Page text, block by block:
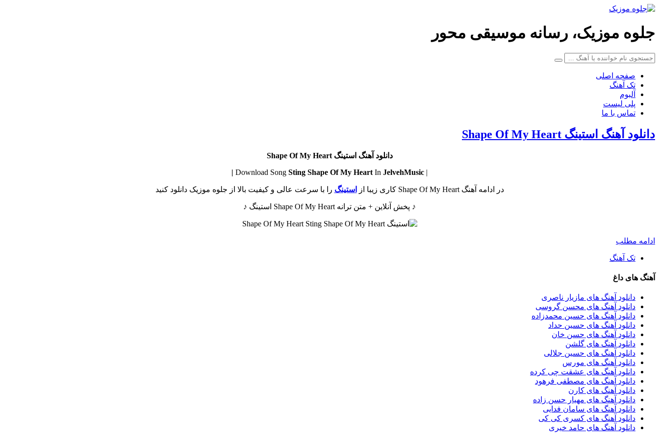
جلوه موزیک، رسانه موسیقی محور
صفحه اصلی
تک آهنگ
آلبوم
پلی لیست
تماس با ما
دانلود آهنگ استینگ Shape Of My Heart
دانلود آهنگ استینگ Shape Of My Heart
| Download Song
Sting Shape Of My Heart In JelvehMusic |
در ادامه آهنگ Shape Of My Heart کاری زیبا از استینگ را با سرعت عالی و کیفیت بالا از جلوه موزیک دانلود کنید
♪ پخش آنلاین + متن ترانه Shape Of My Heart استینگ ♪
ادامه مطلب
تک آهنگ
آهنگ های داغ
دانلود آهنگ های مازیار ناصری
دانلود آهنگ های محسن گروسی
دانلود آهنگ های حسین محمدزاده
دانلود آهنگ های حسین حداد
دانلود آهنگ های حسن خان
دانلود آهنگ های گلشن
دانلود آهنگ های حسین جلالی
دانلود آهنگ های مورس
دانلود آهنگ های عشقت چی کرده
دانلود آهنگ های مصطفی فرهود
دانلود آهنگ های کارن
دانلود آهنگ های مهیار حسن زاده
دانلود آهنگ های سامان فدایی
دانلود آهنگ های کسری کی کی
دانلود آهنگ های حامد خیری